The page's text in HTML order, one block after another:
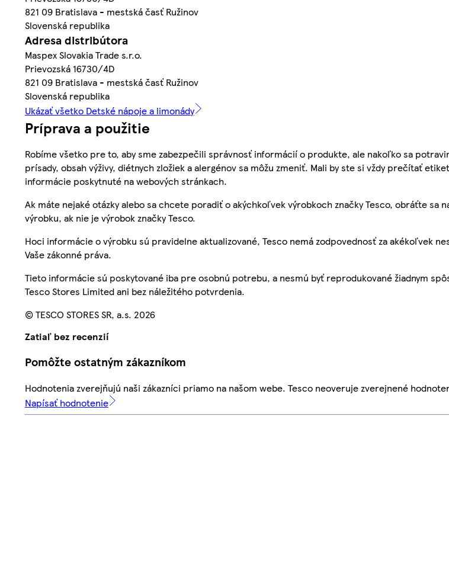
821 09 Bratislava - mestská časť Ružinov
Slovenská republika
Adresa distribútora
Maspex Slovakia Trade s.r.o.
Prievozská 16730/4D
821 09 Bratislava - mestská časť Ružinov
Slovenská republika
Ukázať všetko Detské nápoje a limonády
Príprava a použitie
Robíme všetko pre to, aby sme zabezpečili správnosť informácií o produkte, ale nakoľko sa
prísady, obsah výživy, diétnych zložiek a alergénov sa môžu zmeniť. Mali by ste si vždy prečítať
informácie poskytnuté na webových stránkach.
Ak máte nejaké otázky alebo sa chcete poradiť o akýchkoľvek výrobkoch značky Tesco, obráťte sa
výrobku, ak nie je výrobok značky Tesco.
Hoci informácie o výrobku sú pravidelne aktualizované, Tesco nemá zodpovednosť za akékoľvek
Vaše zákonné práva.
Tieto informácie sú poskytované iba pre osobnú potrebu, a nesmú byť reprodukované žiadnym
Tesco Stores Limited ani bez náležitého potvrdenia.
© TESCO STORES SR, a.s. 2026
Zatiaľ bez recenzií
Pomôžte ostatným zákazníkom
Hodnotenia zverejňujú naši zákazníci priamo na našom webe. Tesco neoveruje zverejnené
Napísať hodnotenie